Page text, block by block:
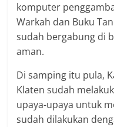
komputer
Warkah dan Buku
sudah bergabung di
aman.
Di samping itu pula,
Klaten sudah
upaya-upaya untuk
sudah dilakukan